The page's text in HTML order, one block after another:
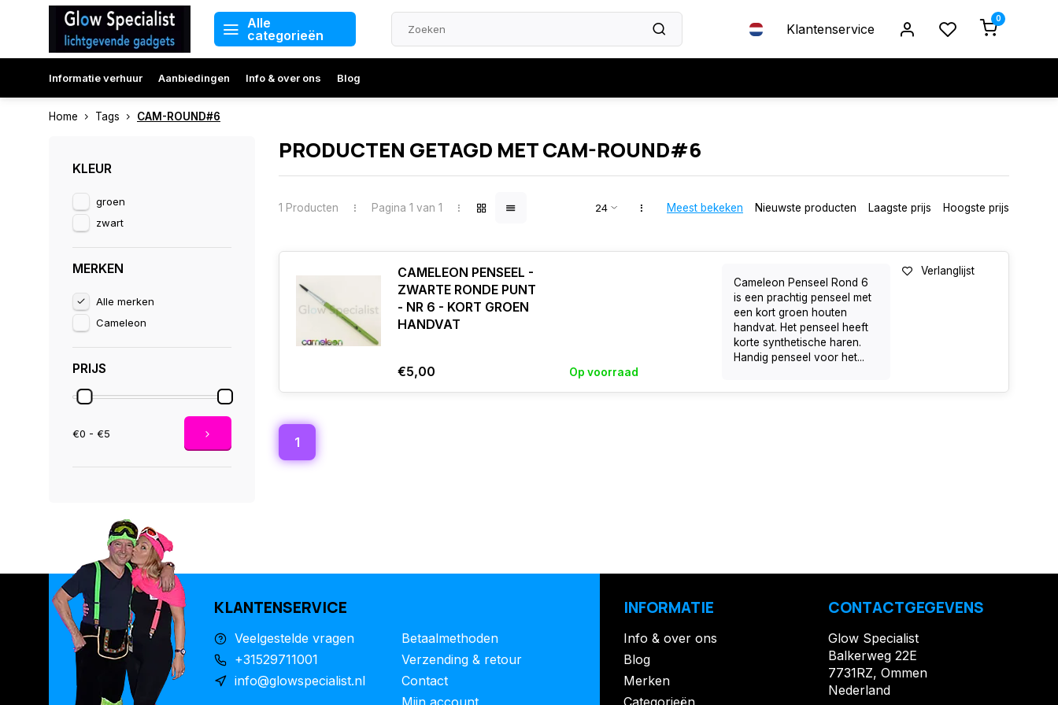
Alle
categorieën
Klantenservice
0
Informatie verhuur Aanbiedingen Info & over ons Blog
Home Tags CAM-ROUND#6
KLEUR
groen
zwart
MERKEN
Alle merken
Cameleon
PRIJS
€0 - €5
PRODUCTEN GETAGD MET CAM-ROUND#6
1 Producten Pagina 1 van 1 Meest bekeken Nieuwste producten Laagste prijs Hoogste prijs
CAMELEON PENSEEL -
ZWARTE RONDE PUNT
- NR 6 - KORT GROEN
HANDVAT
€5,00 Op voorraad
Cameleon Penseel Rond 6
is een prachtig penseel met
een kort groen houten
handvat. Het penseel heeft
korte synthetische haren.
Handig penseel voor het...
Verlanglijst
1
KLANTENSERVICE
Veelgestelde vragen
+31529711001
info@glowspecialist.nl
Betaalmethoden
Verzending & retour
Contact
Mijn account
INFORMATIE
Info & over ons
Blog
Merken
Categorieën
CONTACTGEGEVENS
Glow Specialist
Balkerweg 22E
7731RZ, Ommen
Nederland